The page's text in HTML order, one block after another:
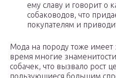
ему славу и говорит о
собаководов, что
покупателям и
Мода на породу тоже имеет
время многие
собачек, что вызвало рост
пользующиеся большим